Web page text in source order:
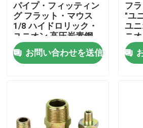
パイプ・フィッティン
グ フラット・マウス
1/8 ハイドロリック・
ユニオン 高圧炭素鋼
お問い合わせを送信
フ
"ユ
ユ
ニ
ィ